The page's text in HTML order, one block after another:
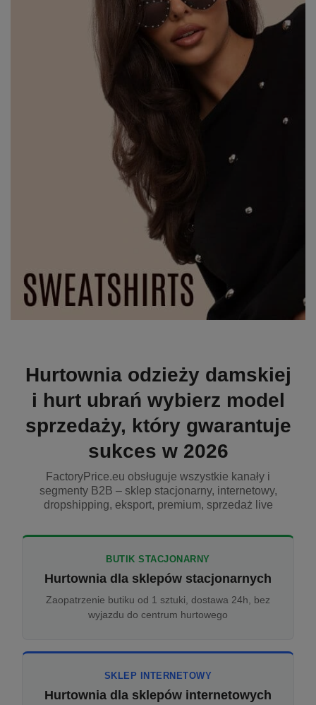
Hurtownia odzieży damskiej
i hurt ubrań wybierz model
sprzedaży, który gwarantuje
sukces w 2026
FactoryPrice.eu obsługuje wszystkie kanały i
segmenty B2B – sklep stacjonarny, internetowy,
dropshipping, eksport, premium, sprzedaż live
BUTIK STACJONARNY
Hurtownia dla sklepów stacjonarnych
Zaopatrzenie butiku od 1 sztuki, dostawa 24h, bez
wyjazdu do centrum hurtowego
SKLEP INTERNETOWY
Hurtownia dla sklepów internetowych